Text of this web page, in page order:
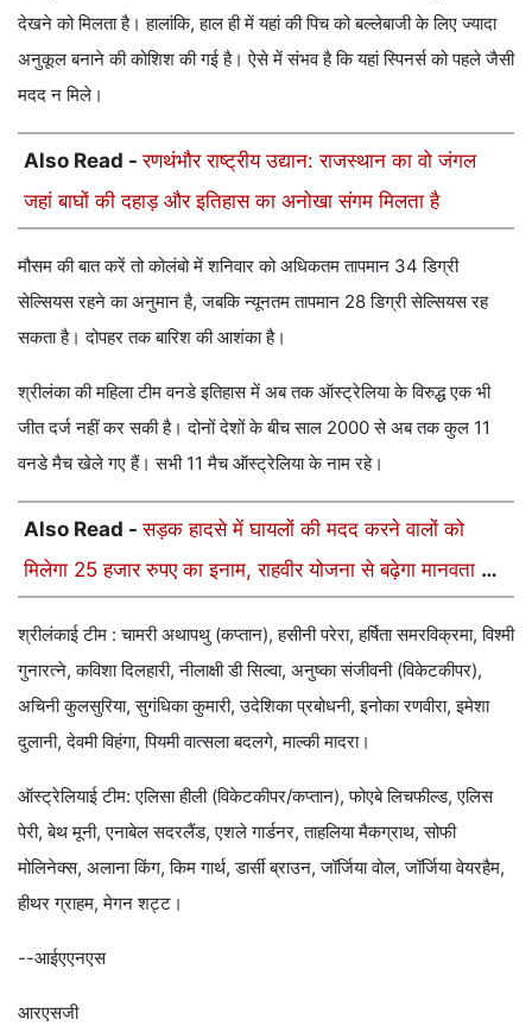
देखने को मिलता है। हालांकि, हाल ही में यहां की पिच को बल्लेबाजी के लिए ज्यादा
अनुकूल बनाने की कोशिश की गई है। ऐसे में संभव है कि यहां स्पिनर्स को पहले जैसी
मदद न मिले।
Also Read -रणथंभौर राष्ट्रीय उद्यान: राजस्थान का वो जंगल
जहां बाघों की दहाड़ और इतिहास का अनोखा संगम मिलता है
मौसम की बात करें तो कोलंबो में शनिवार को अधिकतम तापमान 34 डिग्री
सेल्सियस रहने का अनुमान है, जबकि न्यूनतम तापमान 28 डिग्री सेल्सियस रह
सकता है। दोपहर तक बारिश की आशंका है।
श्रीलंका की महिला टीम वनडे इतिहास में अब तक ऑस्ट्रेलिया के विरुद्ध एक भी
जीत दर्ज नहीं कर सकी है। दोनों देशों के बीच साल 2000 से अब तक कुल 11
वनडे मैच खेले गए हैं। सभी 11 मैच ऑस्ट्रेलिया के नाम रहे।
Also Read -सड़क हादसे में घायलों की मदद करने वालों को
मिलेगा 25 हजार रुपए का इनाम, राहवीर योजना से बढ़ेगा मानवता का
श्रीलंकाई टीम : चामरी अथापथु (कप्तान), हसीनी परेरा, हर्षिता समरविक्रमा, विश्मी
गुनारत्ने, कविशा दिलहारी, नीलाक्षी डी सिल्वा, अनुष्का संजीवनी (विकेटकीपर),
अचिनी कुलसुरिया, सुगंधिका कुमारी, उदेशिका प्रबोधनी, इनोका रणवीरा, इमेशा
दुलानी, देवमी विहंगा, पियमी वात्सला बदलगे, माल्की मादरा।
ऑस्ट्रेलियाई टीम: एलिसा हीली (विकेटकीपर/कप्तान), फोएबे लिचफील्ड, एलिस
पेरी, बेथ मूनी, एनाबेल सदरलैंड, एशले गार्डनर, ताहलिया मैकग्राथ, सोफी
मोलिनेक्स, अलाना किंग, किम गार्थ, डार्सी ब्राउन, जॉर्जिया वोल, जॉर्जिया वेयरहैम,
हीथर ग्राहम, मेगन शट्ट।
--आईएएनएस
आरएसजी